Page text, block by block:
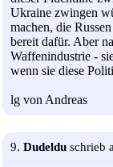
Ukraine zwingen
machen, die
bereit dafür. Aber
Waffenindustrie -
wenn sie diese
lg von Andreas
9. Dudeldu schrieb